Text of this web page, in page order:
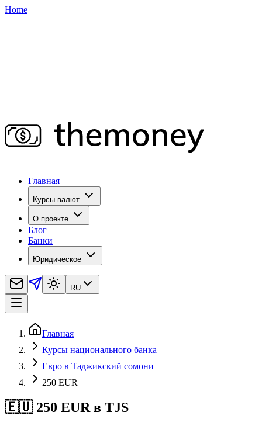
Home
Главная
Курсы валют
О проекте
Блог
Банки
Юридическое
RU
Главная
Курсы национального банка
Евро в Таджикский сомони
250 EUR
🇪🇺 250 EUR в TJS